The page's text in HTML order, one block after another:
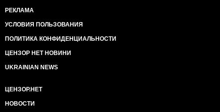
РЕКЛАМА
УСЛОВИЯ ПОЛЬЗОВАНИЯ
ПОЛИТИКА КОНФИДЕНЦИАЛЬНОСТИ
ЦЕНЗОР НЕТ НОВИНИ
UKRAINIAN NEWS
ЦЕНЗОР.НЕТ
НОВОСТИ